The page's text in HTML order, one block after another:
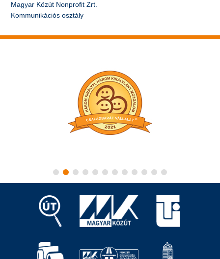
Magyar Közút Nonprofit Zrt.
Kommunikációs osztály